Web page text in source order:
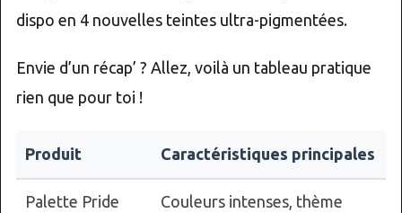
dispo en 4 nouvelles teintes ultra-pigmentées.
Envie d’un récap’ ? Allez, voilà un tableau pratique
rien que pour toi !
Produit Caractéristiques principales
Palette Pride
Couleurs intenses, thème